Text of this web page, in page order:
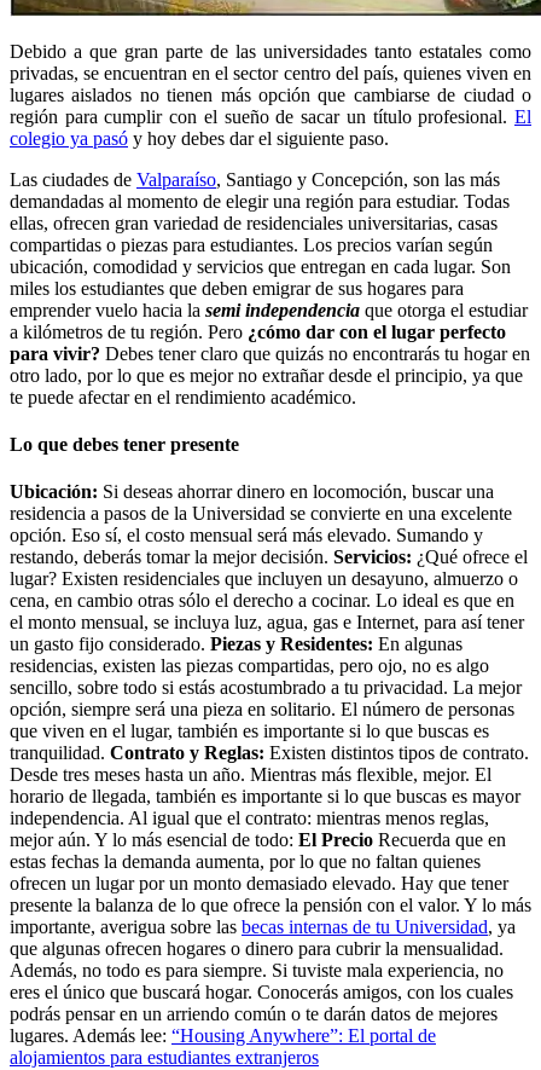
Debido a que gran parte de las universidades tanto estatales como
privadas, se encuentran en el sector centro del país, quienes viven en
lugares aislados no tienen más opción que cambiarse de ciudad o
región para cumplir con el sueño de sacar un título profesional. El
colegio ya pasó y hoy debes dar el siguiente paso.
Las ciudades de Valparaíso, Santiago y Concepción, son las más
demandadas al momento de elegir una región para estudiar. Todas
ellas, ofrecen gran variedad de residenciales universitarias, casas
compartidas o piezas para estudiantes. Los precios varían según
ubicación, comodidad y servicios que entregan en cada lugar. Son
miles los estudiantes que deben emigrar de sus hogares para
emprender vuelo hacia la semi independencia que otorga el estudiar
a kilómetros de tu región. Pero ¿cómo dar con el lugar perfecto
para vivir? Debes tener claro que quizás no encontrarás tu hogar en
otro lado, por lo que es mejor no extrañar desde el principio, ya que
te puede afectar en el rendimiento académico.
Lo que debes tener presente
Ubicación: Si deseas ahorrar dinero en locomoción, buscar una
residencia a pasos de la Universidad se convierte en una excelente
opción. Eso sí, el costo mensual será más elevado. Sumando y
restando, deberás tomar la mejor decisión. Servicios: ¿Qué ofrece el
lugar? Existen residenciales que incluyen un desayuno, almuerzo o
cena, en cambio otras sólo el derecho a cocinar. Lo ideal es que en
el monto mensual, se incluya luz, agua, gas e Internet, para así tener
un gasto fijo considerado. Piezas y Residentes: En algunas
residencias, existen las piezas compartidas, pero ojo, no es algo
sencillo, sobre todo si estás acostumbrado a tu privacidad. La mejor
opción, siempre será una pieza en solitario. El número de personas
que viven en el lugar, también es importante si lo que buscas es
tranquilidad. Contrato y Reglas: Existen distintos tipos de contrato.
Desde tres meses hasta un año. Mientras más flexible, mejor. El
horario de llegada, también es importante si lo que buscas es mayor
independencia. Al igual que el contrato: mientras menos reglas,
mejor aún. Y lo más esencial de todo: El Precio Recuerda que en
estas fechas la demanda aumenta, por lo que no faltan quienes
ofrecen un lugar por un monto demasiado elevado. Hay que tener
presente la balanza de lo que ofrece la pensión con el valor. Y lo más
importante, averigua sobre las becas internas de tu Universidad, ya
que algunas ofrecen hogares o dinero para cubrir la mensualidad.
Además, no todo es para siempre. Si tuviste mala experiencia, no
eres el único que buscará hogar. Conocerás amigos, con los cuales
podrás pensar en un arriendo común o te darán datos de mejores
lugares. Además lee: “Housing Anywhere”: El portal de
alojamientos para estudiantes extranjeros